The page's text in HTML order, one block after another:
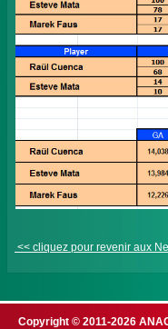
<< cliquez pour revenir aux
Copyright © 2011-2026